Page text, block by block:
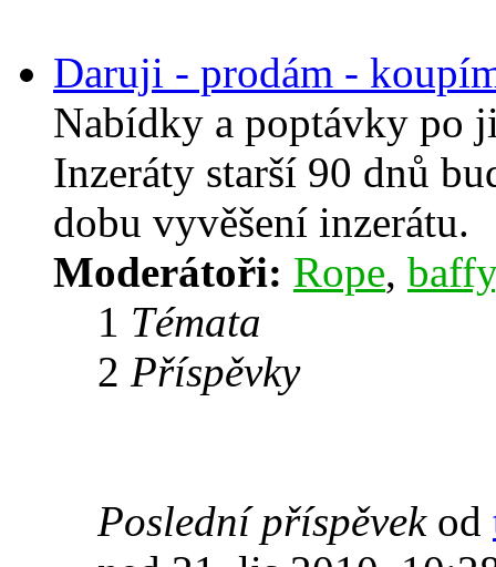
Daruji - prodám -
Nabídky a poptávky po
Inzeráty starší 90 dnů
dobu vyvěšení inzerátu.
Moderátoři: Rope, baffy
1 Témata
2 Příspěvky
Poslední příspěvekod